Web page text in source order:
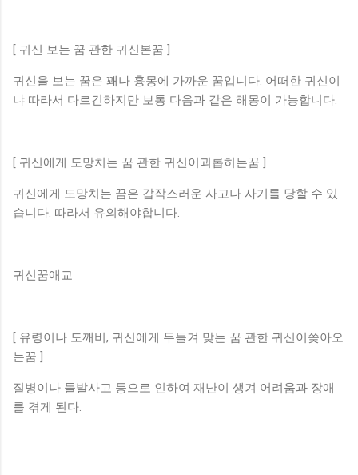
[ 귀신 보는 꿈 관한 귀신본꿈 ]
귀신을 보는 꿈은 꽤나 흉몽에 가까운 꿈입니다. 어떠한 귀신이
냐 따라서 다르긴하지만 보통 다음과 같은 해몽이 가능합니다.
[ 귀신에게 도망치는 꿈 관한 귀신이괴롭히는꿈 ]
귀신에게 도망치는 꿈은 갑작스러운 사고나 사기를 당할 수 있
습니다. 따라서 유의해야합니다.
귀신꿈애교
[ 유령이나 도깨비, 귀신에게 두들겨 맞는 꿈 관한 귀신이쫒아오
는꿈 ]
질병이나 돌발사고 등으로 인하여 재난이 생겨 어려움과 장애
를 겪게 된다.